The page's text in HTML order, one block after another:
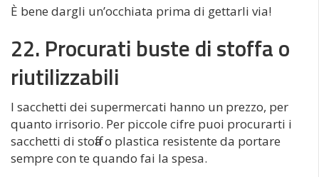
È bene dargli un’occhiata prima di gettarli via!
22. Procurati buste di stoffa o
riutilizzabili
I sacchetti dei supermercati hanno un prezzo, per
quanto irrisorio. Per piccole cifre puoi procurarti i
sacchetti di stoffa o plastica resistente da portare
sempre con te quando fai la spesa.